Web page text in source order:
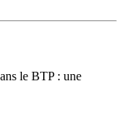
le BTP : une